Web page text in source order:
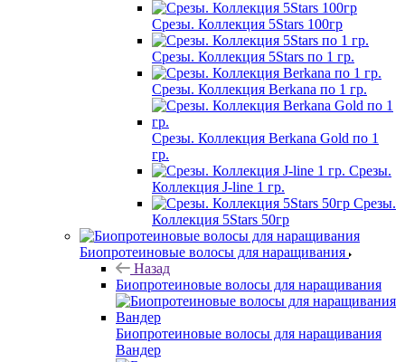
Срезы. Коллекция 5Stars 100гр
Срезы. Коллекция 5Stars по 1 гр.
Срезы. Коллекция Berkana по 1 гр.
Срезы. Коллекция Berkana Gold по 1
гр.
Срезы.
Коллекция J-line 1 гр.
Срезы.
Коллекция 5Stars 50гр
Биопротеиновые волосы для наращивания
Назад
Биопротеиновые волосы для наращивания
Биопротеиновые волосы для наращивания
Вандер